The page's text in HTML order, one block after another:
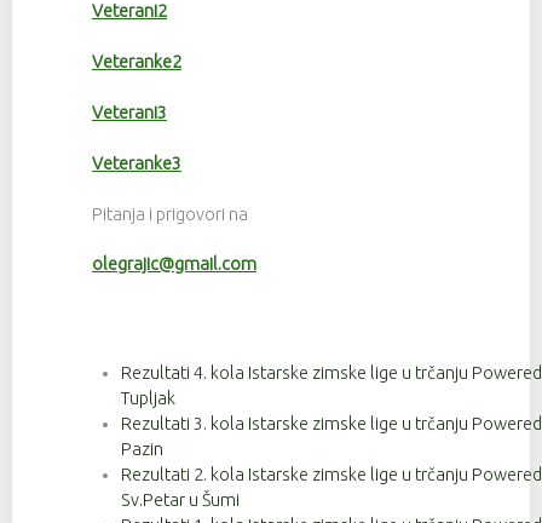
Veterani2
Veteranke2
Veterani3
Veteranke3
Pitanja i prigovori na
olegrajic@gmail.com
Rezultati 4. kola Istarske zimske lige u trčanju
Tupljak
Rezultati 3. kola Istarske zimske lige u trčanju
Pazin
Rezultati 2. kola Istarske zimske lige u trčanju
Sv.Petar u Šumi